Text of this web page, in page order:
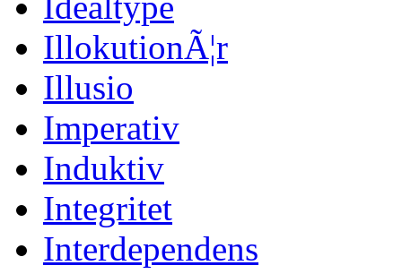
IllokutionÃ¦r
Illusio
Imperativ
Induktiv
Integritet
Interdependens